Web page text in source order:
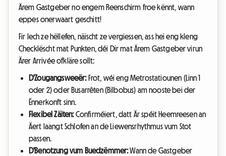
Ärem Gastgeber no engem Reenschirm froe kënnt, wann
eppes onerwaart geschitt!
Fir Iech ze hëllefen, näischt ze vergiessen, ass hei eng kleng
Checklëscht mat Punkten, déi Dir mat Ärem Gastgeber virun
Ärer Arrivée ofkläre sollt:
D'Zougangsweeër:Frot, wéi eng Metrostatiounen (Linn 1
oder 2) oder Busarrêten (Bilbobus) am nooste bei der
Ënnerkonft sinn.
Flexibel Zäiten:Confirméiert, datt Är spéit Heemreesen an
Äert laangt Schlofen an de Liewensrhythmus vum Stot
passen.
D'Benotzung vum Buedzëmmer:Wann de Gastgeber